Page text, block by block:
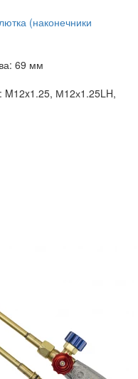
(наконечники
69 мм
M12x1.25, М12х1.25LH,